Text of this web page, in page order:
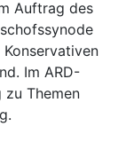
Auftrag des
Im ARD-
Themen